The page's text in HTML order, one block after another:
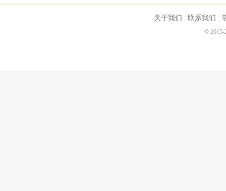
关于我们 联系我们
© 2015-